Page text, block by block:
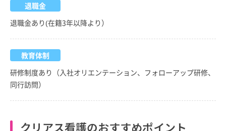
退職金
退職金あり(在籍3年以降より）
教育体制
研修制度あり（入社オリエンテーション、フォローアップ研修、
同行訪問）
クリアス看護のおすすめポイント